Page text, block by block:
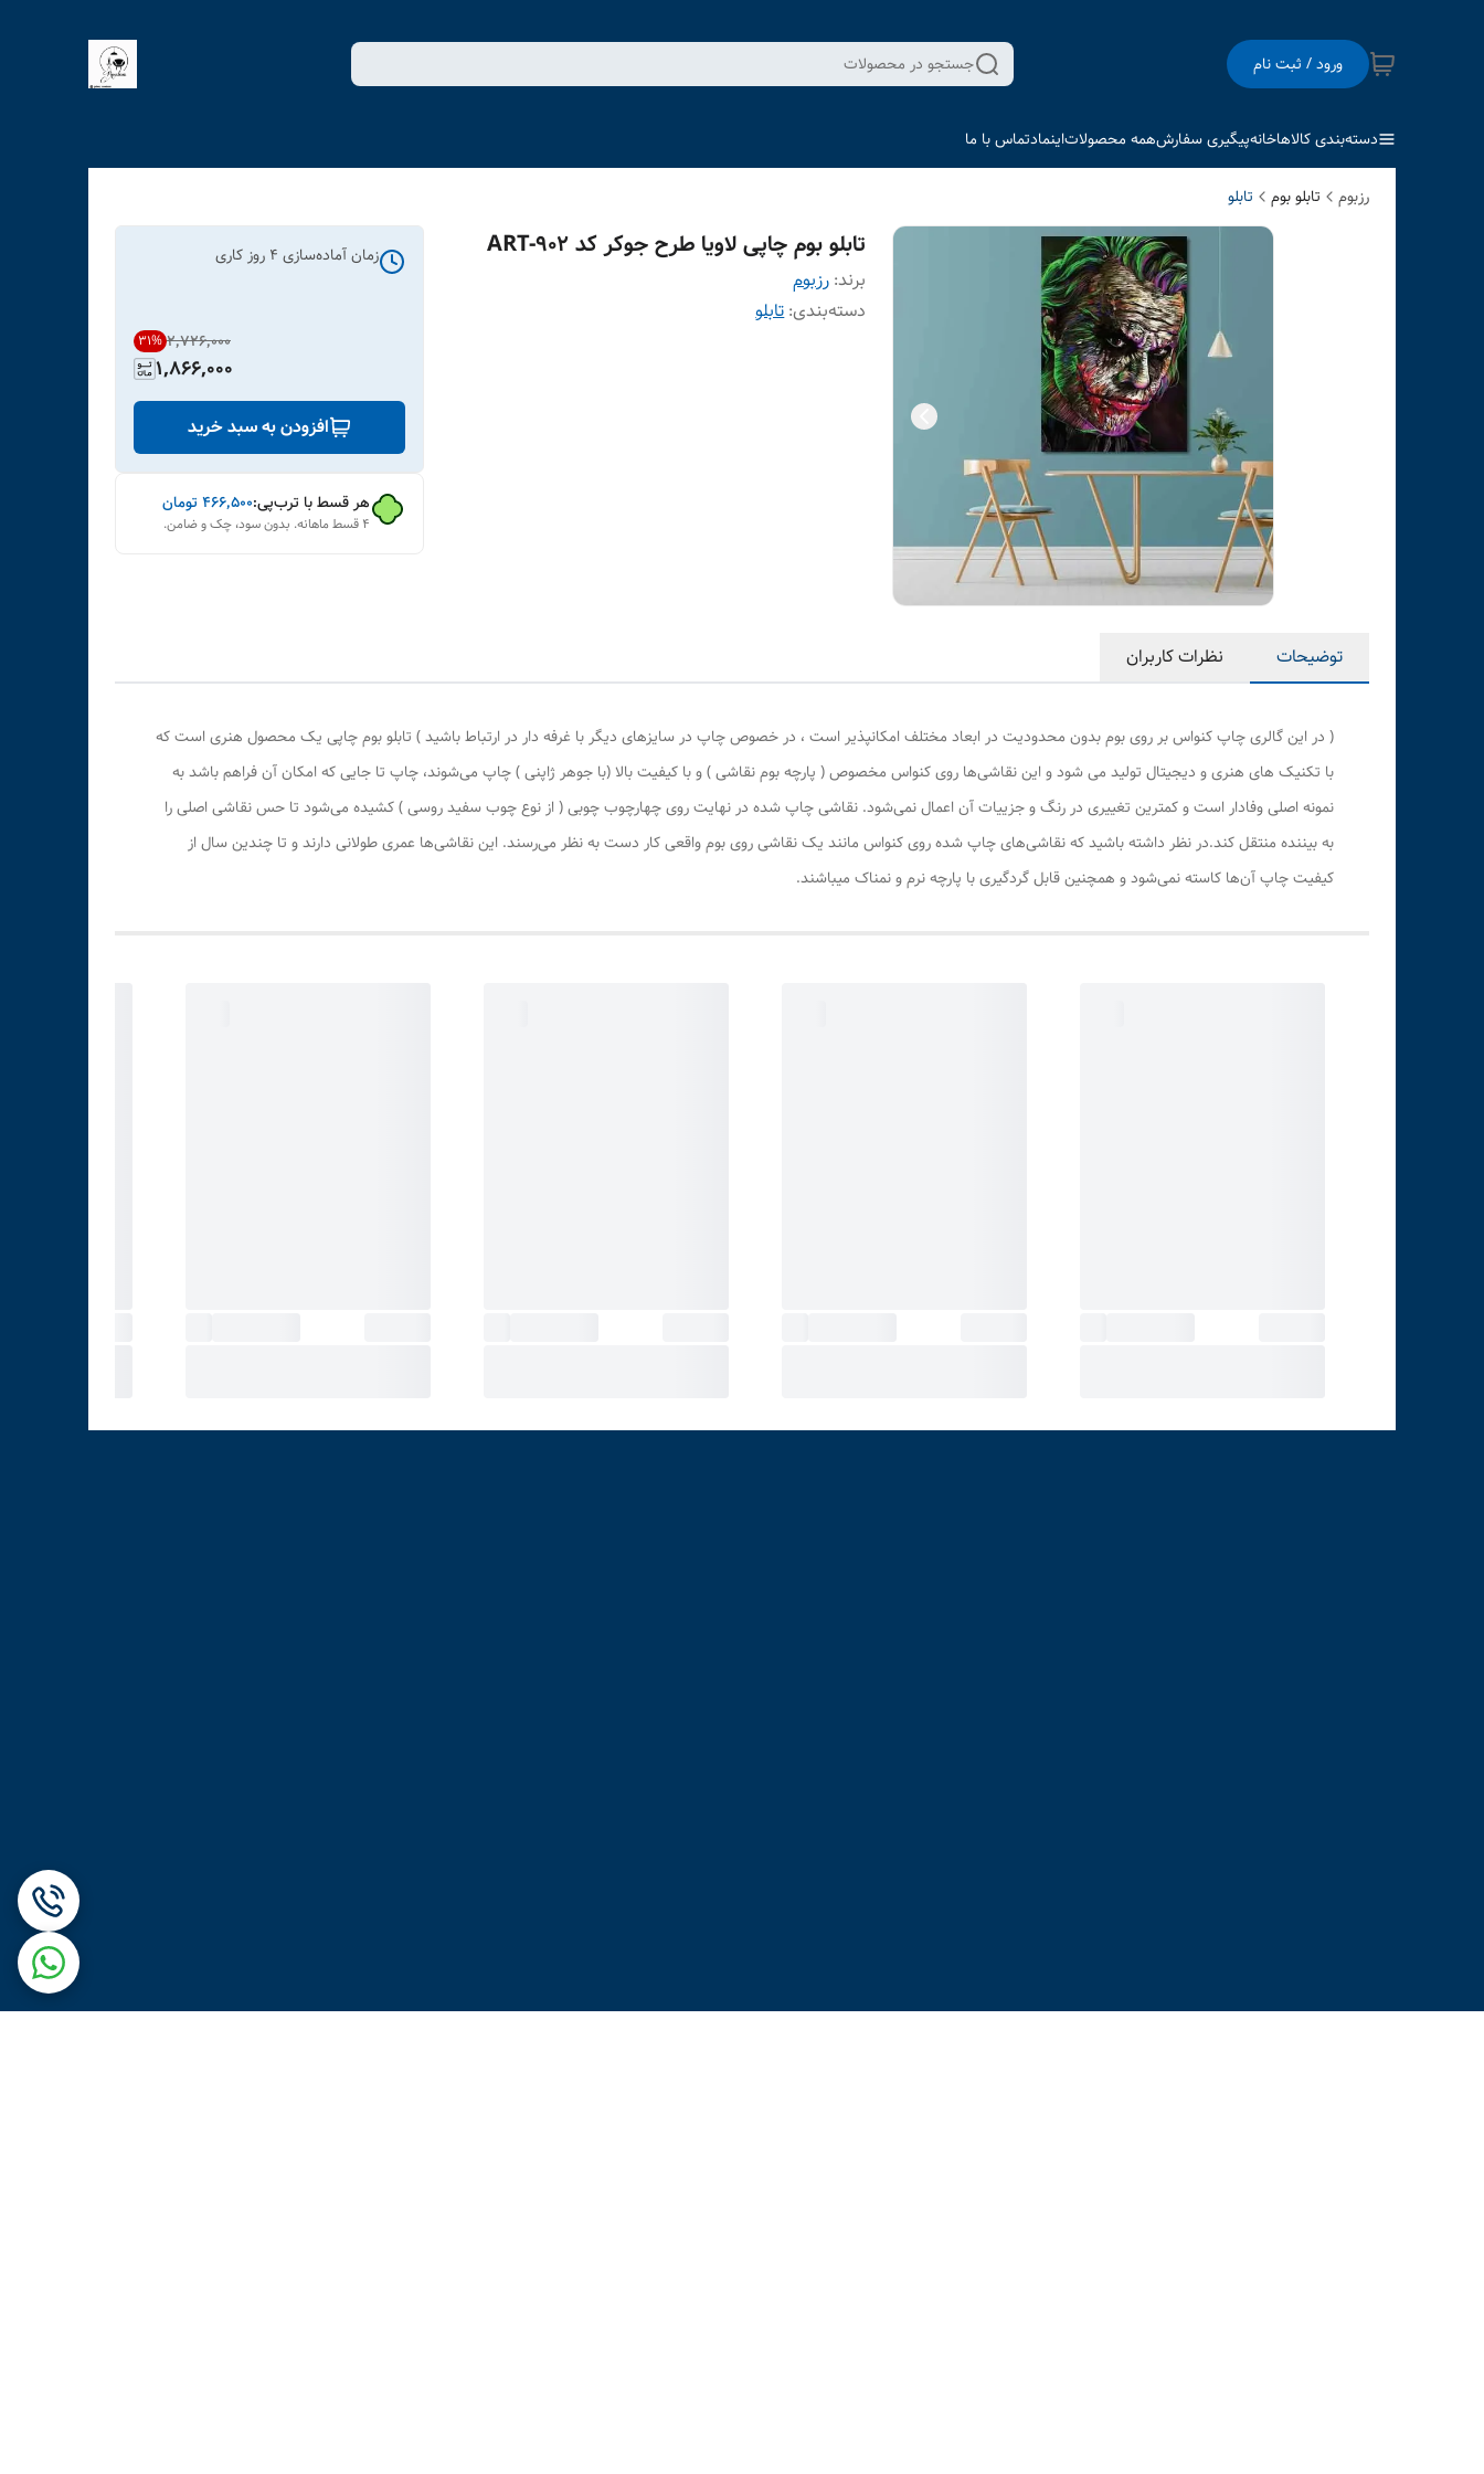
ورود / ثبت نام جستجو در محصولات
دسته‌بندی کالاهاخانهپیگیری سفارشهمه محصولاتاینمادتماس با ما
رزبوم تابلو بوم تابلو
تابلو بوم چاپی لاویا طرح جوکر کد ART-902
برند: رزبوم
دسته‌بندی:تابلو
زمان آماده‌سازی 4 روز کاری
۲٬۷۲۶٬۰۰۰ 31%
1,866,000
افزودن به سبد خرید
هر قسط با ترب‌پی:۴۶۶٬۵۰۰ تومان
۴ قسط ماهانه. بدون سود، چک و ضامن.
توضیحات نظرات کاربران
( در این گالری چاپ کنواس بر روی بوم بدون محدودیت در ابعاد مختلف امکانپذیر است ، در خصوص چاپ در سایزهای دیگر با غرفه دار در ارتباط باشید ) تابلو بوم چاپی یک محصول هنری است که
با تکنیک های هنری و دیجیتال تولید می شود و این نقاشی‌ها روی کنواس مخصوص ( پارچه بوم نقاشی ) و با کیفیت بالا (با جوهر ژاپنی ) چاپ می‌شوند، چاپ تا جایی که امکان آن فراهم باشد به
نمونه اصلی وفادار است و کمترین تغییری در رنگ و جزییات آن اعمال نمی‌شود. نقاشی چاپ شده در نهایت روی چهارچوب چوبی ( از نوع چوب سفید روسی ) کشیده می‌شود تا حس نقاشی اصلی را
به بیننده منتقل کند.در نظر داشته باشید که نقاشی‌های چاپ شده روی کنواس مانند یک نقاشی روی بوم واقعی کار دست به نظر می‌رسند. این نقاشی‌ها عمری طولانی دارند و تا چندین سال از
کیفیت چاپ آن‌ها کاسته نمی‌شود و همچنین قابل گردگیری با پارچه نرم و نمناک میباشند.